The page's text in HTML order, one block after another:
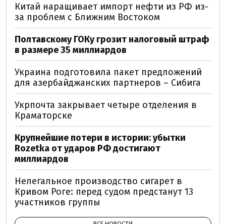
Китай наращивает импорт нефти из РФ из-
за проблем с Ближним Востоком
Полтавскому ГОКу грозит налоговый штраф
в размере 35 миллиардов
Украина подготовила пакет предложений
для азербайджанских партнеров – Сибига
Укрпочта закрывает четыре отделения в
Краматорске
Крупнейшие потери в истории: убытки
Rozetka от ударов РФ достигают
миллиардов
Нелегальное производство сигарет в
Кривом Роге: перед судом предстанут 13
участников группы